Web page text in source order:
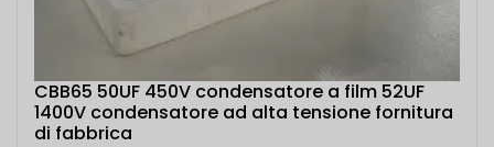
CBB65 50UF 450V condensatore a film 52UF
1400V condensatore ad alta tensione fornitura
di fabbrica